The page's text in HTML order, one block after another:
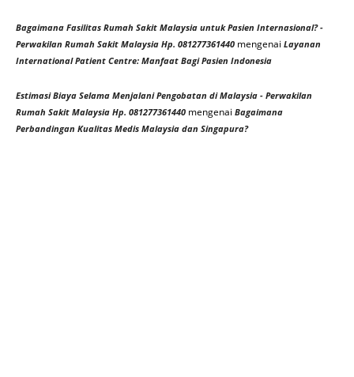
Bagaimana Fasilitas Rumah Sakit Malaysia untuk Pasien Internasional? -
Perwakilan Rumah Sakit Malaysia Hp. 081277361440 mengenai Layanan
International Patient Centre: Manfaat Bagi Pasien Indonesia
Estimasi Biaya Selama Menjalani Pengobatan di Malaysia - Perwakilan
Rumah Sakit Malaysia Hp. 081277361440 mengenai Bagaimana
Perbandingan Kualitas Medis Malaysia dan Singapura?